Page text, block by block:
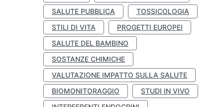
SALUTE PUBBLICA
TOSSICOLOGIA
STILI DI VITA
PROGETTI EUROPEI
SALUTE DEL BAMBINO
SOSTANZE CHIMICHE
VALUTAZIONE IMPATTO SULLA SALUTE
BIOMONITORAGGIO
STUDI IN VIVO